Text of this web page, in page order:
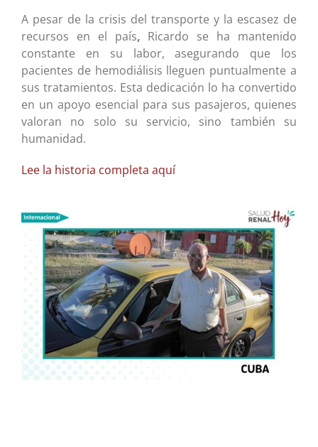
A pesar de la crisis del transporte y la escasez de
recursos en el país, Ricardo se ha mantenido
constante en su labor, asegurando que los
pacientes de hemodiálisis lleguen puntualmente a
sus tratamientos. Esta dedicación lo ha convertido
en un apoyo esencial para sus pasajeros, quienes
valoran no solo su servicio, sino también su
humanidad.
Lee la historia completa aquí